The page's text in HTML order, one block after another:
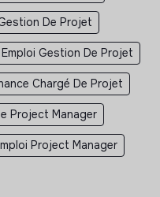
De Projet
Emploi Gestion De Projet
Chargé De Projet
Project Manager
Project Manager